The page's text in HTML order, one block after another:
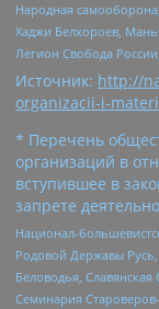
Народная
Хаджи Белхороев,
Легион Свобода
Источник: http://
organizacii-i-
* Перечень
организаций в
вступившее в
запрете
Национал-
Родовой Державы
Беловодья,
Семинария